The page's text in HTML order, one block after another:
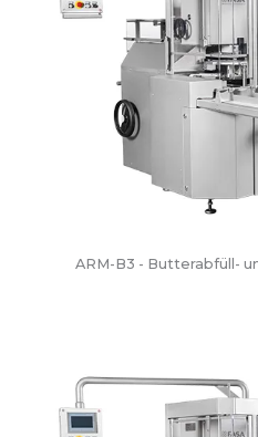
ARM-B3 - Butterabfüll-